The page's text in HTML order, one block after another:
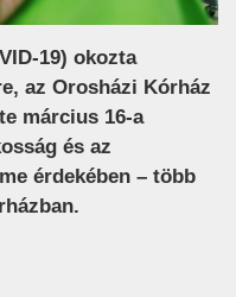
19) okozta
az Orosházi Kórház
március 16-a
és az
érdekében – több